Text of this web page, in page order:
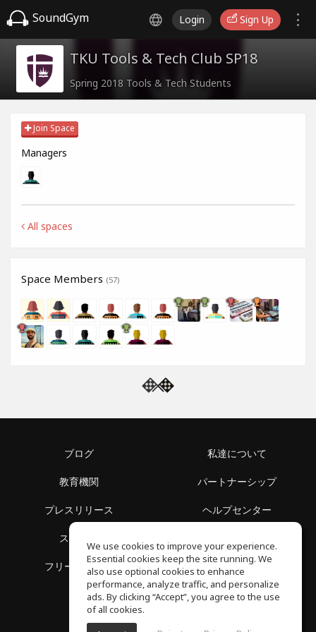
SoundGym Login Sign Up
TKU Tools & Tech Club SP18
Spring 2018 Tools & Tech Students
Join Space
Managers
All spaces
Space Members (57)
ブログ
教育機関
プレスリリース
スペース
フリースクール
私達について
パートナーシップ
ヘルプセンター
プライバシーポリシー
We use cookies to improve your experience.
Essential cookies keep the site running. We
also use optional cookies to enhance
performance, analyze traffic, and personalize
ads. By clicking “Accept”, you agree to the use
of all cookies.